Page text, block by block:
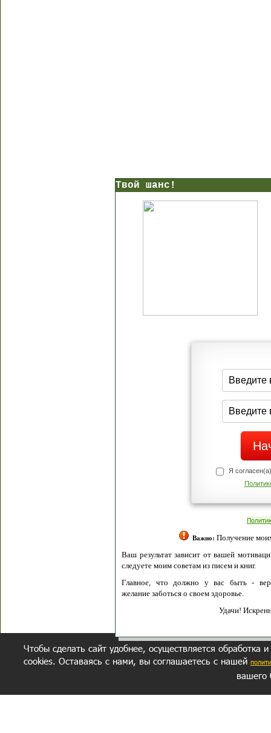
Твой шанс!
Я
Важно: Получение
Ваш результат зависит от вашей
следуете моим советам из писем и книг.
Главное, что должно у вас быть -
желание заботься о своем здоровье.
Удачи!
Чтобы сделать сайт удобнее, осуществляется обработка
cookies. Оставаясь с нами, вы соглашаетесь с нашей
вашего